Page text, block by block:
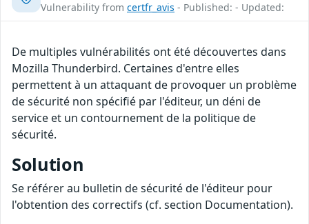
Vulnerability from certfr_avis - Published: - Updated:
De multiples vulnérabilités ont été découvertes dans
Mozilla Thunderbird. Certaines d'entre elles
permettent à un attaquant de provoquer un problème
de sécurité non spécifié par l'éditeur, un déni de
service et un contournement de la politique de
sécurité.
Solution
Se référer au bulletin de sécurité de l'éditeur pour
l'obtention des correctifs (cf. section Documentation).